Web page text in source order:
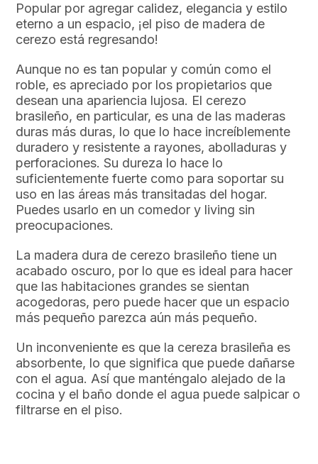
Popular por agregar calidez, elegancia y estilo
eterno a un espacio, ¡el piso de madera de
cerezo está regresando!
Aunque no es tan popular y común como el
roble, es apreciado por los propietarios que
desean una apariencia lujosa. El cerezo
brasileño, en particular, es una de las maderas
duras más duras, lo que lo hace increíblemente
duradero y resistente a rayones, abolladuras y
perforaciones. Su dureza lo hace lo
suficientemente fuerte como para soportar su
uso en las áreas más transitadas del hogar.
Puedes usarlo en un comedor y living sin
preocupaciones.
La madera dura de cerezo brasileño tiene un
acabado oscuro, por lo que es ideal para hacer
que las habitaciones grandes se sientan
acogedoras, pero puede hacer que un espacio
más pequeño parezca aún más pequeño.
Un inconveniente es que la cereza brasileña es
absorbente, lo que significa que puede dañarse
con el agua. Así que manténgalo alejado de la
cocina y el baño donde el agua puede salpicar o
filtrarse en el piso.